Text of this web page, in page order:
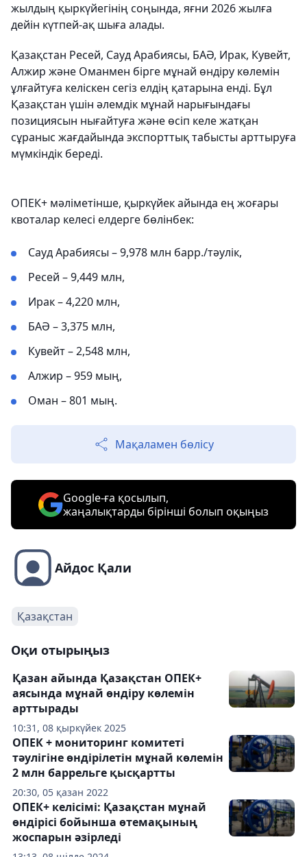
жылдың қыркүйегінің соңында, яғни 2026 жылға
дейін күтпей-ақ шыға алады.
Қазақстан Ресей, Сауд Арабиясы, БАӘ, Ирак, Кувейт,
Алжир және Оманмен бірге мұнай өндіру көлемін
ұлғайтуға келіскен сегіз елдің қатарына енді. Бұл
Қазақстан үшін әлемдік мұнай нарығындағы
позициясын нығайтуға және өсіп келе жатқан
сұраныс жағдайында экспорттық табысты арттыруға
мүмкіндік береді.
ОПЕК+ мәліметінше, қыркүйек айында ең жоғары
квоталар келесі елдерге бөлінбек:
Сауд Арабиясы – 9,978 млн барр./тәулік,
Ресей – 9,449 млн,
Ирак – 4,220 млн,
БАӘ – 3,375 млн,
Кувейт – 2,548 млн,
Алжир – 959 мың,
Оман – 801 мың.
Мақаламен бөлісу
Google-ға қосылып,
жаңалықтарды бірінші болып оқыңыз
Айдос Қали
Қазақстан
Оқи отырыңыз
10:31, 08 қыркүйек 2025
Қазан айында Қазақстан ОПЕК+
аясында мұнай өндіру көлемін
арттырады
20:30, 05 қазан 2022
ОПЕК + мониторинг комитеті
тәулігіне өндірілетін мұнай көлемін
2 млн баррельге қысқартты
ОПЕК+ келісімі: Қазақстан мұнай
өндірісі бойынша өтемақының
жоспарын әзірледі